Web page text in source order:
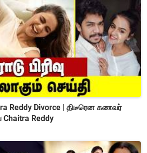
Reddy Divorce | திடீரென கணவர்
புகைப்படத்தை நீக்கிய Chaitra Reddy